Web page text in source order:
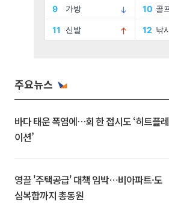
주요뉴스
바다 태운 폭염에…회 한 접시도 ‘히트플레
이션’
영끌 '주택공급' 대책 임박⋯비아파트·도
심복합까지 총동원